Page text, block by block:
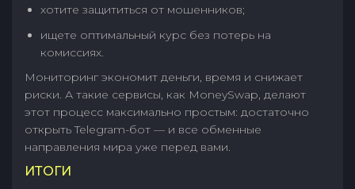
хотите защититься от мошенников;
ищете оптимальный курс без потерь на
комиссиях.
Мониторинг экономит деньги, время и снижает
риски. А такие сервисы, как MoneySwap, делают
этот процесс максимально простым: достаточно
открыть Telegram-бот — и все обменные
направления мира уже перед вами.
ИТОГИ